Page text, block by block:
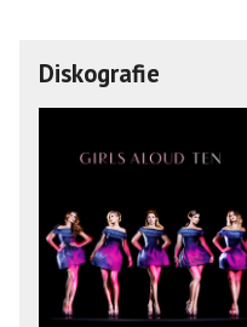
Diskografie